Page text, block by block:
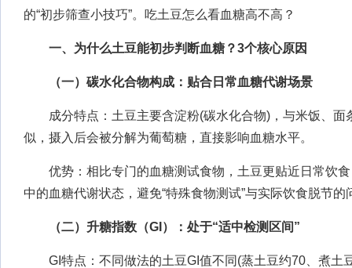
的“初步筛查小技巧”。
吃土豆怎么看血糖高不高 ？
一、为什么土豆能初步判断血糖？3个核心原因
（一）碳水化合物构成：贴合日常血糖代谢场景
成分特点：土豆主要含淀粉(碳水化合物)，与米饭、面
似，摄入后会被分解为葡萄糖，直接影响血糖水平。
优势：相比专门的血糖测试食物，土豆更贴近日常饮食
中的血糖代谢状态，避免“特殊食物测试”与实际饮食脱节的
（二）升糖指数（GI）：处于“适中检测区间”
GI特点：不同做法的土豆GI值不同(蒸土豆约70、煮土